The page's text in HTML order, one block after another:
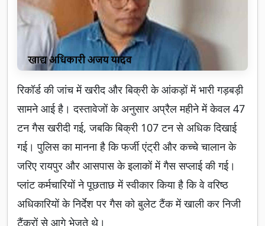
रिकॉर्ड की जांच में खरीद और बिक्री के आंकड़ों में भारी गड़बड़ी
सामने आई है। दस्तावेजों के अनुसार अप्रैल महीने में केवल 47
टन गैस खरीदी गई, जबकि बिक्री 107 टन से अधिक दिखाई
गई। पुलिस का मानना है कि फर्जी एंट्री और कच्चे चालान के
जरिए रायपुर और आसपास के इलाकों में गैस सप्लाई की गई।
प्लांट कर्मचारियों ने पूछताछ में स्वीकार किया है कि वे वरिष्ठ
अधिकारियों के निर्देश पर गैस को बुलेट टैंक में खाली कर निजी
टैंकरों से आगे भेजते थे।